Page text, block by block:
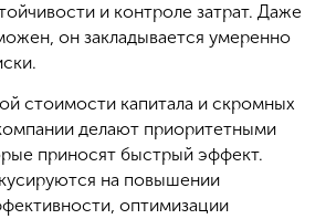
и контроле затрат. Даже
он закладывается умеренно
стоимости капитала и скромных
делают приоритетными
приносят быстрый эффект.
на повышении
оптимизации